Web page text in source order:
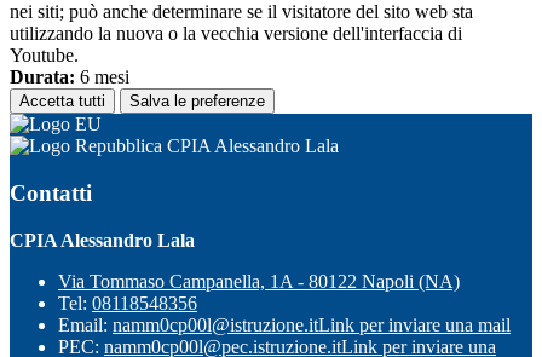
nei siti; può anche determinare se il visitatore del sito web sta
utilizzando la nuova o la vecchia versione dell'interfaccia di
Youtube.
Durata: 6 mesi
Accetta tutti Salva le preferenze
CPIA Alessandro Lala
Contatti
CPIA Alessandro Lala
Via Tommaso Campanella, 1A - 80122 Napoli (NA)
Tel: 08118548356
Email: namm0cp00l@istruzione.itLink per inviare una mail
PEC: namm0cp00l@pec.istruzione.itLink per inviare una